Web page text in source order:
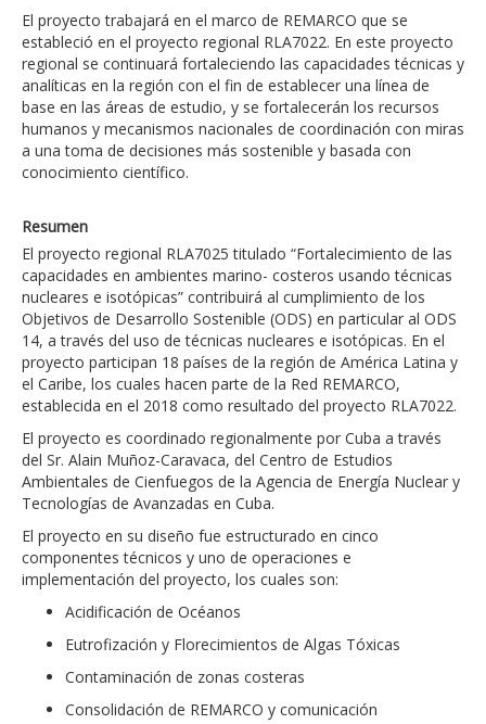
El proyecto trabajará en el marco de REMARCO que se
estableció en el proyecto regional RLA7022. En este proyecto
regional se continuará fortaleciendo las capacidades técnicas y
analíticas en la región con el fin de establecer una línea de
base en las áreas de estudio, y se fortalecerán los recursos
humanos y mecanismos nacionales de coordinación con miras
a una toma de decisiones más sostenible y basada con
conocimiento científico.
Resumen
El proyecto regional RLA7025 titulado “Fortalecimiento de las
capacidades en ambientes marino- costeros usando técnicas
nucleares e isotópicas” contribuirá al cumplimiento de los
Objetivos de Desarrollo Sostenible (ODS) en particular al ODS
14, a través del uso de técnicas nucleares e isotópicas. En el
proyecto participan 18 países de la región de América Latina y
el Caribe, los cuales hacen parte de la Red REMARCO,
establecida en el 2018 como resultado del proyecto RLA7022.
El proyecto es coordinado regionalmente por Cuba a través
del Sr. Alain Muñoz-Caravaca, del Centro de Estudios
Ambientales de Cienfuegos de la Agencia de Energía Nuclear y
Tecnologías de Avanzadas en Cuba.
El proyecto en su diseño fue estructurado en cinco
componentes técnicos y uno de operaciones e
implementación del proyecto, los cuales son:
Acidificación de Océanos
Eutrofización y Florecimientos de Algas Tóxicas
Contaminación de zonas costeras
Consolidación de REMARCO y comunicación